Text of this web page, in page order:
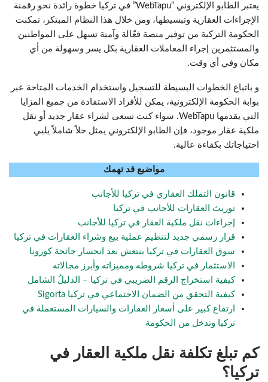
يعتبر الطابو الإلكتروني “WebTapu” في تركيا خطوة رائدة نحو رقمنة
الإجراءات العقارية وتبسيطها، ومن خلال هذا النظام المبتكر، تمكنت
الحكومة التركية من توفير منصة فعّالة وآمنة تسهل على المواطنين
والمستثمرين إجراء المعاملات العقارية بكل يسر وسهولة من أي
مكان وفي أي وقت.
و باتباع الخطوات البسيطة للتسجيل واستخدام الخدمات المتاحة عبر
بوابة الحكومة الإلكترونية، يمكن للأفراد الاستفادة من جميع المزايا
التي يقدمها WebTapu. سواء كنت تسعى لشراء عقار جديد أو نقل
ملكية عقار موجود، فإن الطابو الإلكتروني يمثل حلاً شاملاً يلبي
احتياجاتك بكفاءة عالية.
مواضيع قد تهمك
قانون التملك العقاري في تركيا للأجانب
توريث العقارات للأجانب في تركيا
إجراءات نقل ملكية العقار في تركيا للأجانب
قرار رسمي جديد لتنظيم عملية بيع وشراء العقارات في تركيا
سوق العقارات في تركيا ينتعش بعد انحسار جائحة كورونا
الاستثمار في تركيا شروطه ومميزاته وأبرز مجالاته
كيفية استخراج الرقم الضريبي في تركيا – الدليلُ الشامل
كيفية التحقق من الضمان الاجتماعي في تركيا Sigorta
ارتفاع كبير على أسعار العقارات والسيارات المستعملة في
تركيا وتدخل من الحكومة
كم تبلغ تكلفة نقل ملكية العقار في
تركيا؟